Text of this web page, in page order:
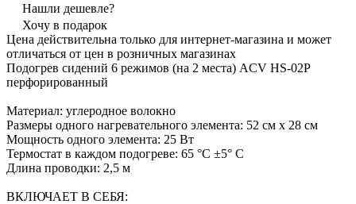
Нашли дешевле?
Хочу в подарок
Цена действительна только для интернет-магазина и может
отличаться от цен в розничных магазинах
Подогрев сидений 6 режимов (на 2 места) ACV HS-02P
перфорированный
Материал: углеродное волокно
Размеры одного нагревательного элемента: 52 см x 28 см
Мощность одного элемента: 25 Вт
Термостат в каждом подогреве: 65 °C ±5° C
Длина проводки: 2,5 м
ВКЛЮЧАЕТ В СЕБЯ: